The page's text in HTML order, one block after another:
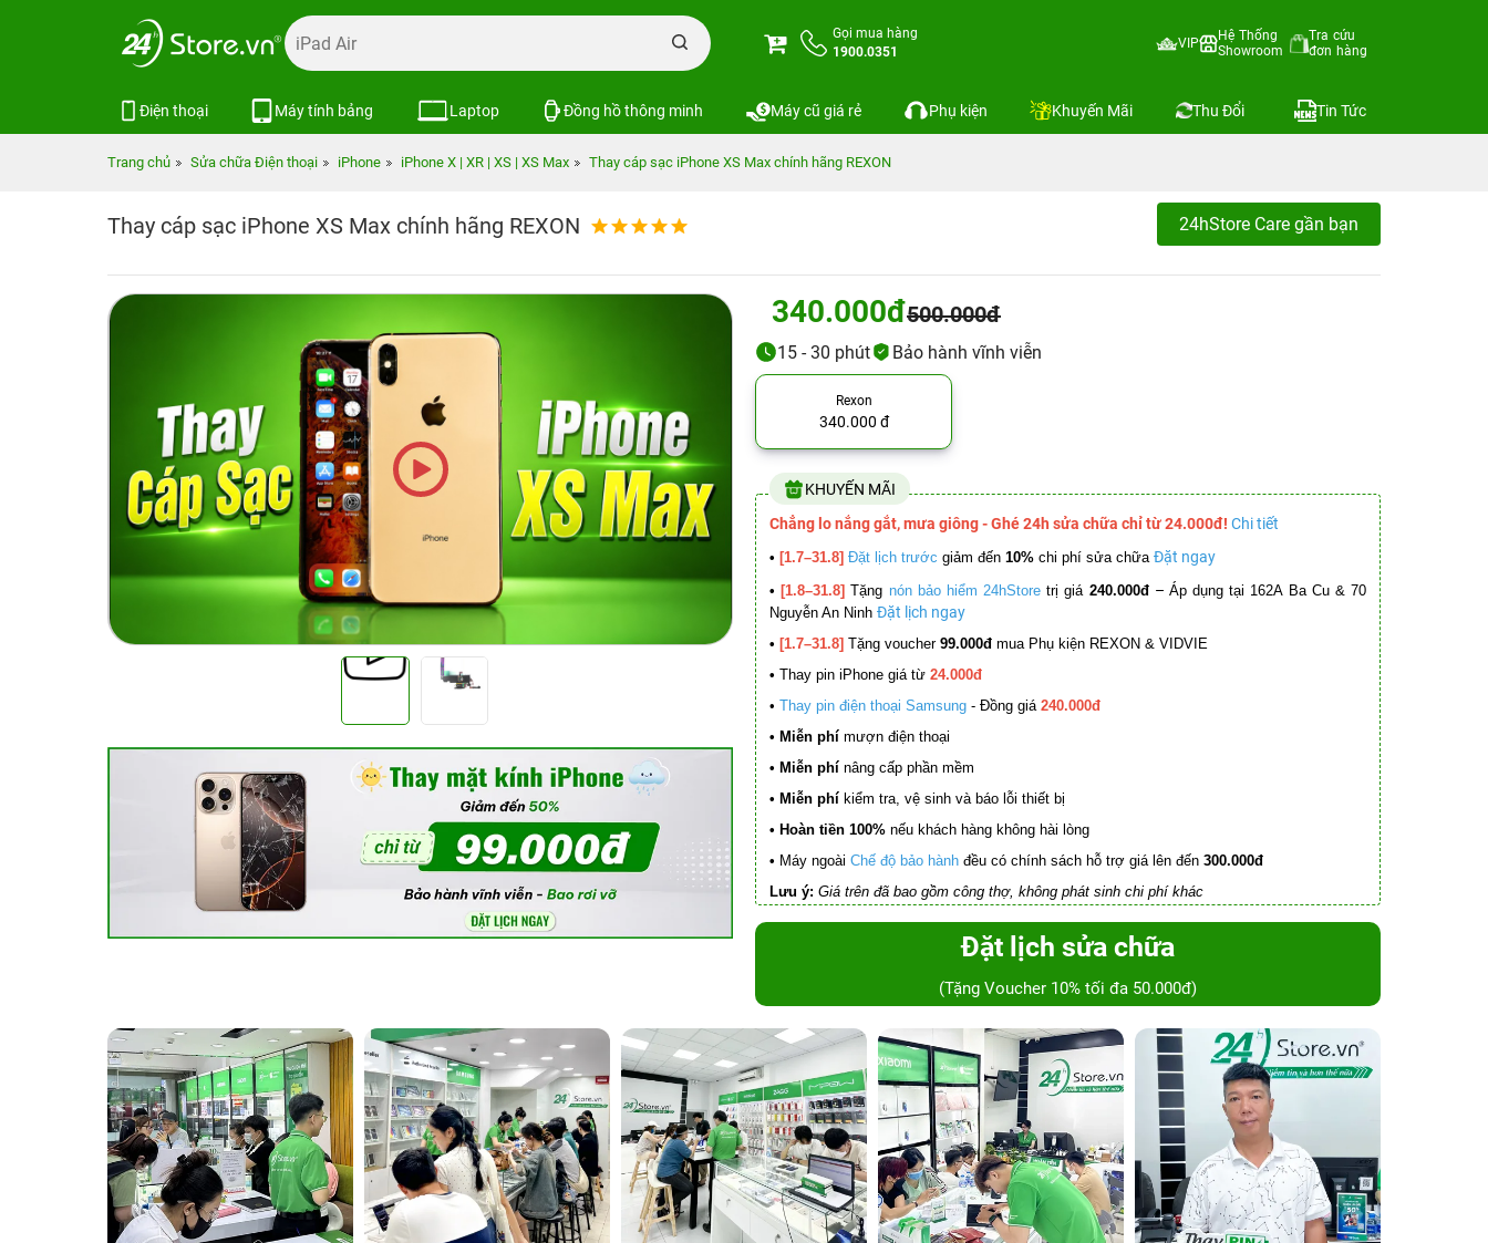
Gọi mua hàng
1900.0351
VIP
Hệ Thống
Showroom
Tra cứu
đơn hàng
Điện thoại Máy tính bảng Laptop Đồng hồ thông minh Máy cũ giá rẻ Phụ kiện Khuyến Mãi Thu Đổi Tin Tức
Trang chủ Sửa chữa Điện thoại iPhone iPhone X | XR | XS | XS Max Thay cáp sạc iPhone XS Max chính hãng REXON
Thay cáp sạc iPhone XS Max chính hãng REXON 24hStore Care gần bạn
340.000đ500.000đ
15 - 30 phút Bảo hành vĩnh viễn
Rexon
340.000 đ
KHUYẾN MÃI
Chẳng lo nắng gắt, mưa giông - Ghé 24h sửa chữa chỉ từ 24.000đ! Chi tiết
• [1.7–31.8] Đặt lịch trước giảm đến 10% chi phí sửa chữa Đặt ngay
• [1.8–31.8] Tặng nón bảo hiểm 24hStore trị giá 240.000đ – Áp dụng tại 162A Ba Cu & 70
Nguyễn An Ninh Đặt lịch ngay
• [1.7–31.8] Tặng voucher 99.000đ mua Phụ kiện REXON & VIDVIE
• Thay pin iPhone giá từ 24.000đ
• Thay pin điện thoại Samsung - Đồng giá 240.000đ
• Miễn phí mượn điện thoại
• Miễn phí nâng cấp phần mềm
• Miễn phí kiểm tra, vệ sinh và báo lỗi thiết bị
• Hoàn tiền 100% nếu khách hàng không hài lòng
• Máy ngoài Chế độ bảo hành đều có chính sách hỗ trợ giá lên đến 300.000đ
Lưu ý: Giá trên đã bao gồm công thợ, không phát sinh chi phí khác
Đặt lịch sửa chữa
(Tặng Voucher 10% tối đa 50.000đ)